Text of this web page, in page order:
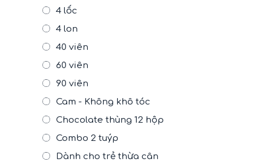
4 lốc
4 lon
40 viên
60 viên
90 viên
Cam - Không khô tóc
Chocolate thùng 12 hộp
Combo 2 tuýp
Dành cho trẻ thừa cân